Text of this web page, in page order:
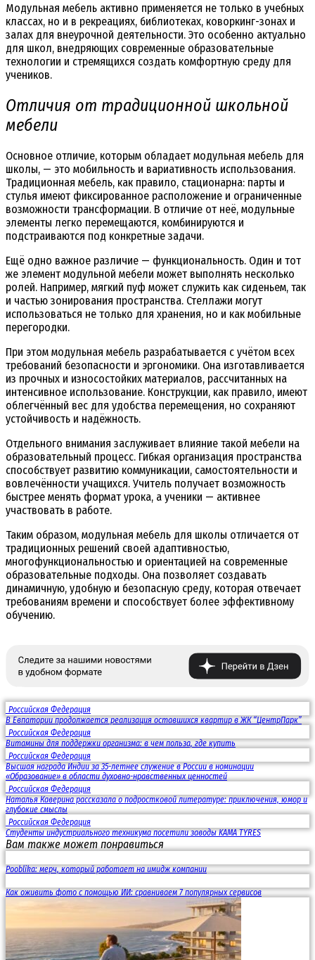
Модульная мебель активно применяется не только в учебных
классах, но и в рекреациях, библиотеках, коворкинг-зонах и
залах для внеурочной деятельности. Это особенно актуально
для школ, внедряющих современные образовательные
технологии и стремящихся создать комфортную среду для
учеников.
Отличия от традиционной школьной
мебели
Основное отличие, которым обладает модульная мебель для
школы, — это мобильность и вариативность использования.
Традиционная мебель, как правило, стационарна: парты и
стулья имеют фиксированное расположение и ограниченные
возможности трансформации. В отличие от неё, модульные
элементы легко перемещаются, комбинируются и
подстраиваются под конкретные задачи.
Ещё одно важное различие — функциональность. Один и тот
же элемент модульной мебели может выполнять несколько
ролей. Например, мягкий пуф может служить как сиденьем, так
и частью зонирования пространства. Стеллажи могут
использоваться не только для хранения, но и как мобильные
перегородки.
При этом модульная мебель разрабатывается с учётом всех
требований безопасности и эргономики. Она изготавливается
из прочных и износостойких материалов, рассчитанных на
интенсивное использование. Конструкции, как правило, имеют
облегчённый вес для удобства перемещения, но сохраняют
устойчивость и надёжность.
Отдельного внимания заслуживает влияние такой мебели на
образовательный процесс. Гибкая организация пространства
способствует развитию коммуникации, самостоятельности и
вовлечённости учащихся. Учитель получает возможность
быстрее менять формат урока, а ученики — активнее
участвовать в работе.
Таким образом, модульная мебель для школы отличается от
традиционных решений своей адаптивностью,
многофункциональностью и ориентацией на современные
образовательные подходы. Она позволяет создавать
динамичную, удобную и безопасную среду, которая отвечает
требованиям времени и способствует более эффективному
обучению.
Российская Федерация
В Евпатории продолжается реализация оставшихся квартир в ЖК “ЦентрПарк”
Российская Федерация
Витамины для поддержки организма: в чем польза, где купить
Российская Федерация
Высшая награда Индии за 35-летнее служение в России в номинации
«Образование» в области духовно-нравственных ценностей
Российская Федерация
Наталья Каверина рассказала о подростковой литературе: приключения, юмор и
глубокие смыслы
Российская Федерация
Студенты индустриального техникума посетили заводы KAMA TYRES
Вам также может понравиться
Pooblika: мерч, который работает на имидж компании
Как оживить фото с помощью ИИ: сравниваем 7 популярных сервисов